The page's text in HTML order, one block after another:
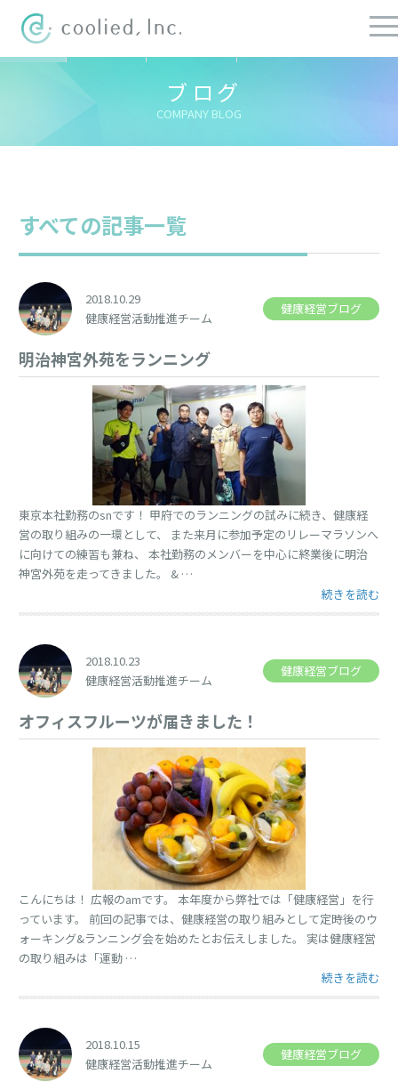
ブログ
COMPANY BLOG
ての記事
すべての記事一覧
2018.10.29
健康経営活動推進チーム
健康経営ブログ
明治神宮外苑をランニング
東京本社勤務のsnです！ 甲府でのランニングの試みに続き、健康経
営の取り組みの一環として、 また来月に参加予定のリレーマラソンへ
に向けての練習も兼ね、 本社勤務のメンバーを中心に終業後に明治
神宮外苑を走ってきました。 & …
“明治神宮外
続きを読む
2018.10.23
健康経営活動推進チーム
健康経営ブログ
オフィスフルーツが届きました！
こんにちは！ 広報のamです。 本年度から弊社では「健康経営」を行
っています。 前回の記事では、健康経営の取り組みとして定時後のウ
ォーキング&ランニング会を始めたとお伝えしました。 実は健康経営
の取り組みは「運動 …
“オフィスフ
続きを読む
2018.10.15
健康経営活動推進チーム
健康経営ブログ